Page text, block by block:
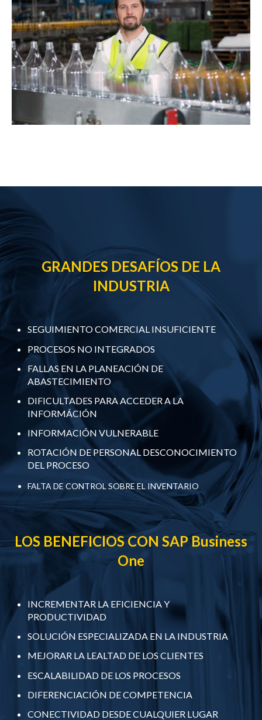
GRANDES DESAFÍOS DE LA
INDUSTRIA
SEGUIMIENTO COMERCIAL INSUFICIENTE
PROCESOS NO INTEGRADOS
FALLAS EN LA PLANEACIÓN DE
ABASTECIMIENTO
DIFICULTADES PARA ACCEDER A LA
INFORMÁCIÓN
INFORMACIÓN VULNERABLE
ROTACIÓN DE PERSONAL DESCONOCIMIENTO
DEL PROCESO
FALTA DE CONTROL SOBRE EL INVENTARIO
LOS BENEFICIOS CON SAP Business
One
INCREMENTAR LA EFICIENCIA Y
PRODUCTIVIDAD
SOLUCIÓN ESPECIALIZADA EN LA INDUSTRIA
MEJORAR LA LEALTAD DE LOS CLIENTES
ESCALABILIDAD DE LOS PROCESOS
DIFERENCIACIÓN DE COMPETENCIA
CONECTIVIDAD DESDE CUALQUIER LUGAR